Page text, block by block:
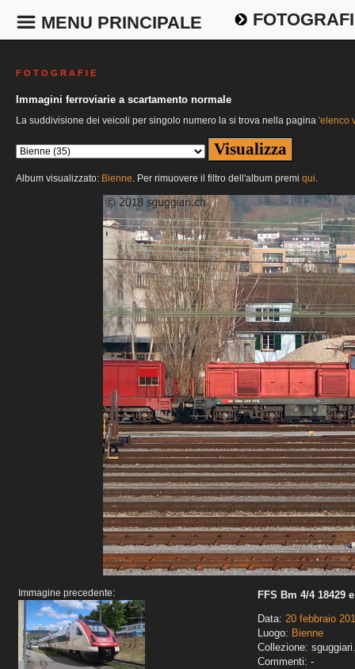
MENU PRINCIPALE
F O T O G R A F I E
Immagini ferroviarie a scartamento normale
La suddivisione dei veicoli per singolo numero la si trova nella pagina 'elenco
Album visualizzato: Bienne. Per rimuovere il filtro dell'album premi qui.
Immagine precedente:
FFS Bm 4/4 18429
Data: 20 febbraio
Luogo: Bienne
Collezione:
Commenti: -